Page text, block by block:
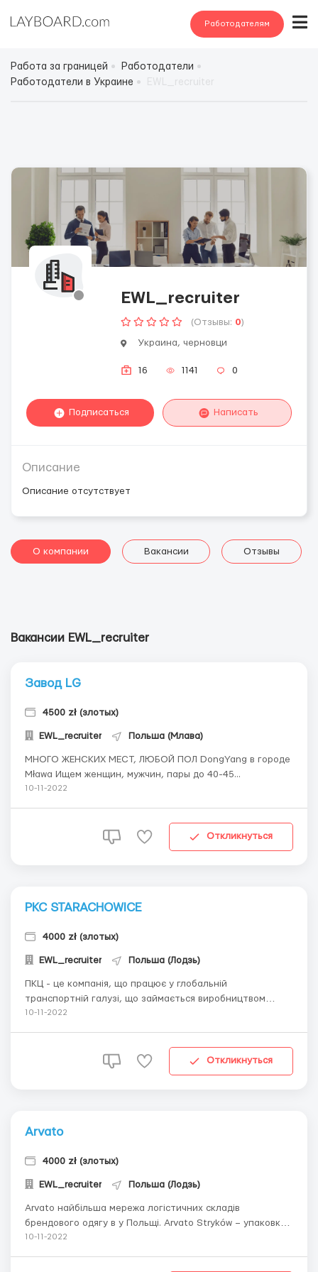
Работодателям
Работа за границей
Работодатели
Работодатели в Украине
EWL_recruiter
(Отзывы: 0)
Украина, черновци
16 1141 0
Подписаться Написать
Описание
Описание отсутствует
О компании Вакансии Отзывы
Вакансии EWL_recruiter
Завод LG
4500 zł (злотых)
EWL_recruiter Польша (Млава)
МНОГО ЖЕНСКИХ МЕСТ, ЛЮБОЙ ПОЛ DongYang в городе
Mława Ищем женщин, мужчин, пары до 40-45...
10-11-2022
Откликнуться
PKC STARACHOWICE
4000 zł (злотых)
EWL_recruiter Польша (Лодзь)
ПКЦ - це компанія, що працює у глобальній
транспортній галузі, що займається виробництвом
безлічі різних деталей та компонентів (мікросхем,
на стаціонарних макетах (де монтуються дроти за
10-11-2022
Откликнуться
Arvato
4000 zł (злотых)
EWL_recruiter Польша (Лодзь)
Arvato найбільша мережа логістичних складів
брендового одягу в у Польщі. Arvato Stryków – упаковка
одягу ZARA i H&M; Arvato Błonie – упаковка косметики і
10-11-2022